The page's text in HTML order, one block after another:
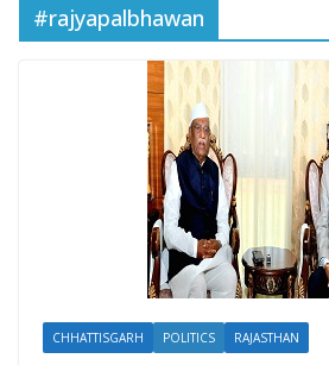
#rajyapalbhawan
CHHATTISGARH POLITICS RAJASTHAN